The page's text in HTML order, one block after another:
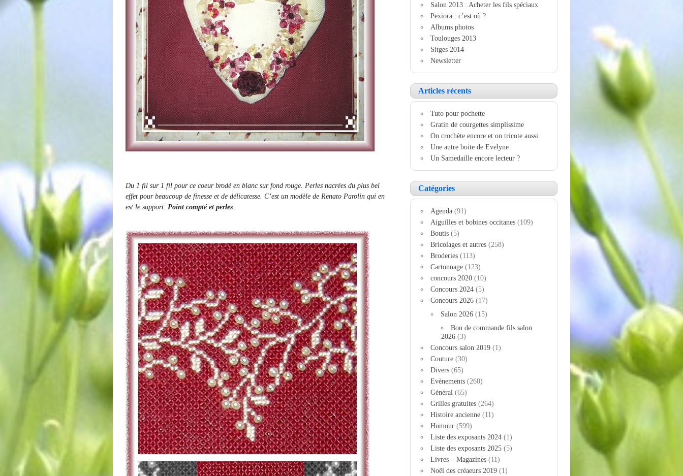
Du 1 fil sur 1 fil pour ce coeur brodé en blanc sur fond rouge. Perles nacrées du plus bel
effet pour beaucoup de finesse et de délicatesse. C’est un modèle de Renato Parolin qui en
est le support. Point compté et perles
Salon 2013 : Acheter les fils spéciaux
Pexiora : c’est où ?
Albums photos
Toulouges 2013
Sitges 2014
Newsletter
Articles récents
Tuto pour pochette
Gratin de courgettes simplissime
On crochète encore et on tricote aussi
Une autre boite de Evelyne
Un Samedaille encore lecteur ?
Catégories
Agenda (91)
Aiguilles et bobines occitanes (109)
Boutis (5)
Bricolages et autres (258)
Broderies (113)
Cartonnage (123)
concours 2020 (10)
Concours 2024 (5)
Concours 2026 (17)
Salon 2026 (15)
Bon de commande fils salon
2026 (3)
Concours salon 2019 (1)
Couture (30)
Divers (65)
Evènements (260)
Général (65)
Grilles gratuites (264)
Histoire ancienne (11)
Humour (599)
Liste des exposants 2024 (1)
Liste des exposants 2025 (5)
Livres – Magazines (11)
Noël des créaeurs 2019 (1)